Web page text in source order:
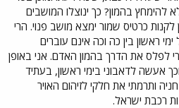
בהמון? כך ינוצלו המושבים
לקנות כרטיס שמור ימצא מושב פנוי. הרי
ראשון בין כה וכה אינם עוברים
לפלס את הדרך בהמון האדם. אני באופן
אעשה לדאבוני בימי ראשון, בעתיד
ותרמתי את חלקי לזיהום האויר
רכבת ישראל.